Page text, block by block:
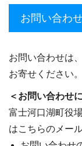
お問い合わ
お問い合わせは
お寄せください。
＜お問い合わせ
富士河口湖町役
はこちらのメー